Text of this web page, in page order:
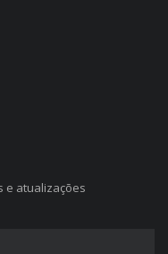
e atualizações